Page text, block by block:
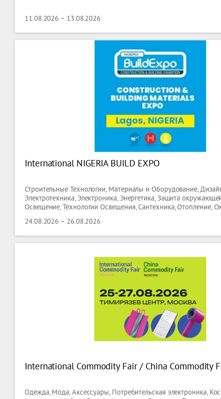
11.08.2026 – 13.08.2026
International NIGERIA BUILD EXPO
Строительные Технологии, Материалы и Оборудование,
Электротехника, Электроника, Энергетика, Защита
Освещение, Технологии Освещения, Сантехника, Отопление,
24.08.2026 – 26.08.2026
International Commodity Fair / China Commodity
Одежда, Мода, Аксессуары, Потребительская электроника,